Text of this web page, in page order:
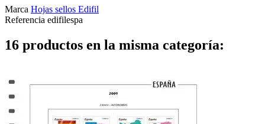
Marca Hojas sellos Edifil
Referencia edifilespa
16 productos en la misma categoría: